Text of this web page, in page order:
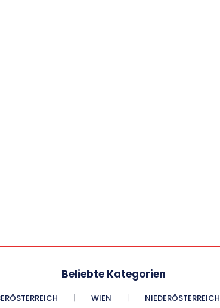
Beliebte Kategorien
WIEN NIEDERÖSTERREICH